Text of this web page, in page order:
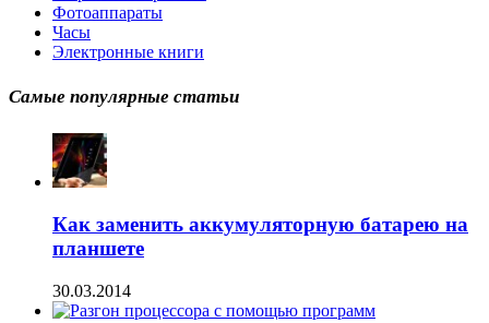
Фотоаппараты
Часы
Электронные книги
Самые популярные статьи
Как заменить аккумуляторную батарею на
планшете
30.03.2014